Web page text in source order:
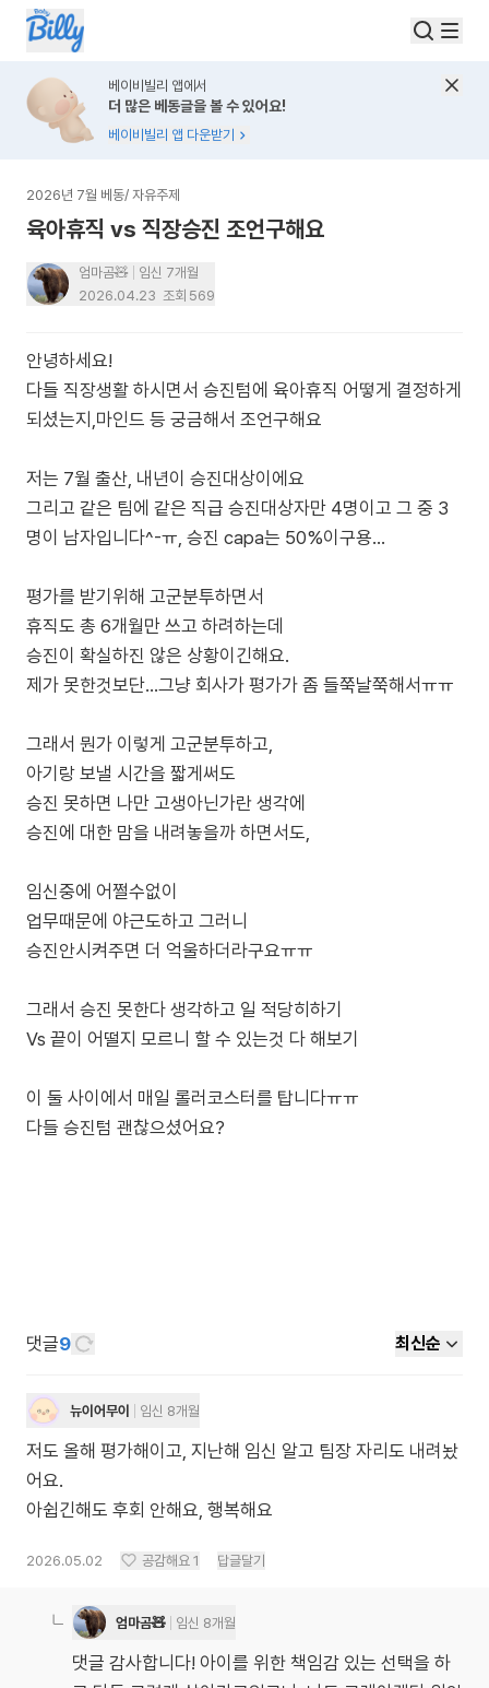
베이비빌리 앱에서
더 많은 베동글을 볼 수 있어요!
베이비빌리 앱 다운받기
2026년 7월 베동/ 자유주제
육아휴직 vs 직장승진 조언구해요
엄마곰🧸
임신 7개월
2026.04.23 조회 569
안녕하세요!
다들 직장생활 하시면서 승진텀에 육아휴직 어떻게 결정하게
되셨는지,마인드 등 궁금해서 조언구해요
저는 7월 출산, 내년이 승진대상이에요
그리고 같은 팀에 같은 직급 승진대상자만 4명이고 그 중 3
명이 남자입니다^-ㅠ, 승진 capa는 50%이구용...
평가를 받기위해 고군분투하면서
휴직도 총 6개월만 쓰고 하려하는데
승진이 확실하진 않은 상황이긴해요.
제가 못한것보단...그냥 회사가 평가가 좀 들쭉날쭉해서ㅠㅠ
그래서 뭔가 이렇게 고군분투하고,
아기랑 보낼 시간을 짧게써도
승진 못하면 나만 고생아닌가란 생각에
승진에 대한 맘을 내려놓을까 하면서도,
임신중에 어쩔수없이
업무때문에 야근도하고 그러니
승진안시켜주면 더 억울하더라구요ㅠㅠ
그래서 승진 못한다 생각하고 일 적당히하기
Vs 끝이 어떨지 모르니 할 수 있는것 다 해보기
이 둘 사이에서 매일 롤러코스터를 탑니다ㅠㅠ
다들 승진텀 괜찮으셨어요?
댓글9 최신순
뉴이어무이 임신 8개월
저도 올해 평가해이고, 지난해 임신 알고 팀장 자리도 내려놨
어요.
아쉽긴해도 후회 안해요, 행복해요
2026.05.02 공감해요 1 답글달기
엄마곰🧸 임신 8개월
댓글 감사합니다! 아이를 위한 책임감 있는 선택을 하